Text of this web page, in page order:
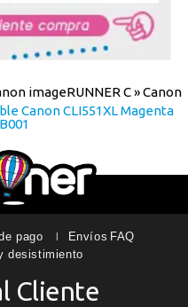
imageRUNNER C»Canon
Canon CLI551XL Magenta
pago Envíos FAQ
desistimiento
Cliente